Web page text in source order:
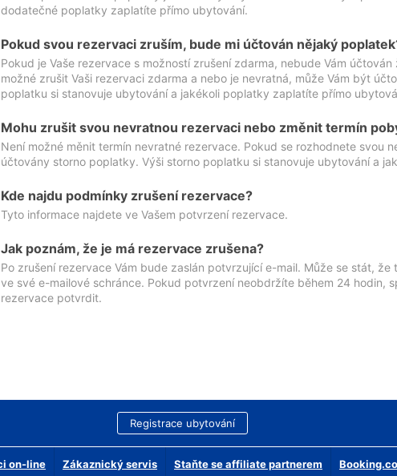
dodatečné poplatky zaplatíte přímo ubytování.
Pokud svou rezervaci zruším, bude mi účtován nějaký
Pokud je Vaše rezervace s možností zrušení zdarma, nebude Vám
možné zrušit Vaši rezervaci zdarma a nebo je nevratná, může Vám být
poplatku si stanovuje ubytování a jakékoli poplatky zaplatíte přímo
Mohu zrušit svou nevratnou rezervaci nebo změnit termín
Není možné měnit termín nevratné rezervace. Pokud se rozhodnete svou
účtovány storno poplatky. Výši storno poplatku si stanovuje ubytování a
Kde najdu podmínky zrušení rezervace?
Tyto informace najdete ve Vašem potvrzení rezervace.
Jak poznám, že je má rezervace zrušena?
Po zrušení rezervace Vám bude zaslán potvrzující e-mail. Může se stát,
ve své e-mailové schránce. Pokud potvrzení neobdržíte během 24 hodin,
rezervace potvrdit.
Registrace ubytování
on-line Zákaznický servis Staňte se affiliate partnerem